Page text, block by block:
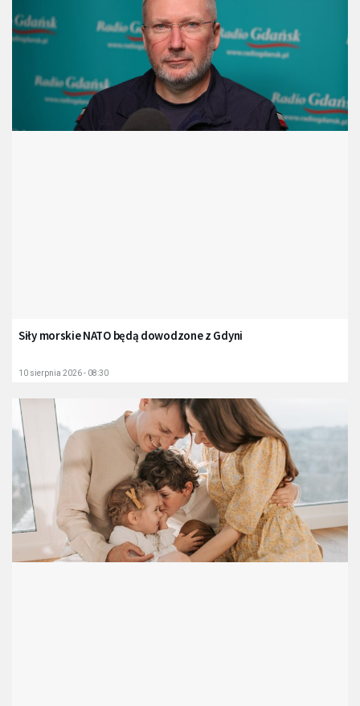
Siły morskie NATO będą dowodzone z Gdyni
10 sierpnia 2026 - 08:30